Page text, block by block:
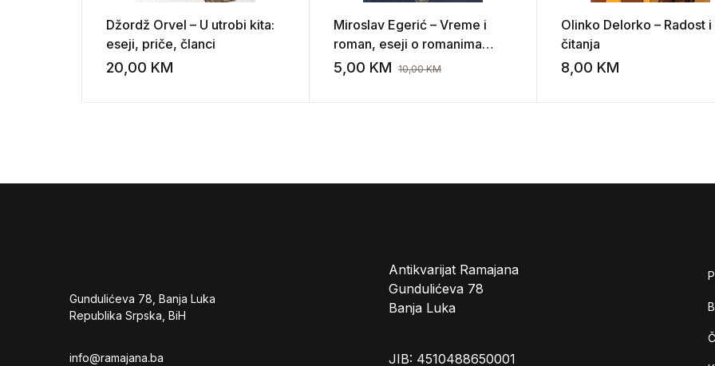
Džordž Orvel – U utrobi kita:
eseji, priče, članci
20,00 KM Add to wishlist
Miroslav Egerić – Vreme i
roman, eseji o romanima
Dobrice Ćosića
5,00 KM 10,00KM Add to wishlist
Olinko Delorko – Radost i
čitanja
8,00 KM
Gundulićeva 78, Banja Luka
Republika Srpska, BiH
info@ramajana.ba
Antikvarijat Ramajana
Gundulićeva 78
Banja Luka
JIB: 4510488650001